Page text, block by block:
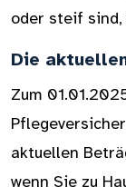
oder steif
Die
Zum
aktuellen
wenn Sie zu